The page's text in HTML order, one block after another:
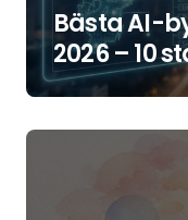
Bästa AI-
2026 – 10
hur du